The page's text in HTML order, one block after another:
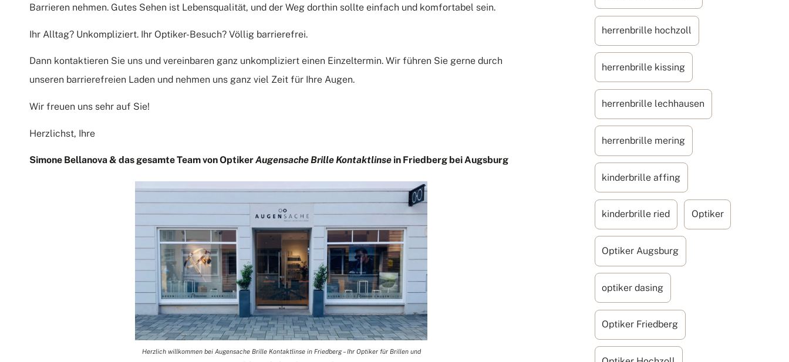
Barrieren nehmen. Gutes Sehen ist Lebensqualität, und der Weg dorthin sollte einfach und komfortabel sein.
Ihr Alltag? Unkompliziert. Ihr Optiker-Besuch? Völlig barrierefrei.
Dann kontaktieren Sie uns und vereinbaren ganz unkompliziert einen Einzeltermin. Wir führen Sie gerne durch
unseren barrierefreien Laden und nehmen uns ganz viel Zeit für Ihre Augen.
Wir freuen uns sehr auf Sie!
Herzlichst, Ihre
Simone Bellanova & das gesamte Team von OptikerAugensache Brille Kontaktlinse in Friedberg bei Augsburg
Herzlich willkommen bei Augensache Brille Kontaktlinse in Friedberg – Ihr Optiker für Brillen und
herrenbrille hochzoll
herrenbrille kissing
herrenbrille lechhausen
herrenbrille mering
kinderbrille affing
kinderbrille ried Optiker
Optiker Augsburg
optiker dasing
Optiker Friedberg